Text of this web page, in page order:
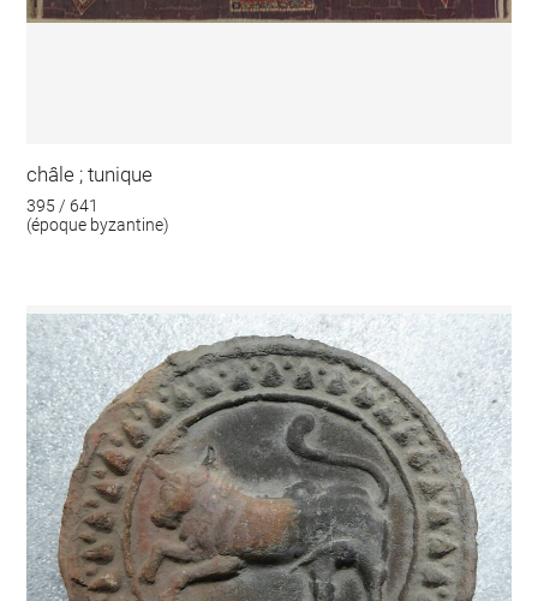
châle ; tunique
395 / 641
(époque byzantine)